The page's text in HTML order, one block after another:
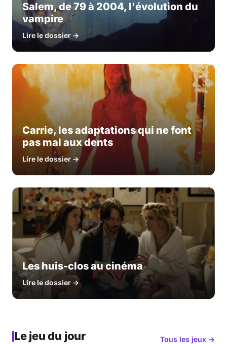
Salem, de 79 à 2004, l'évolution du
vampire
Lire le dossier →
Carrie, les adaptations qui ne font
pas mal aux dents
Lire le dossier →
Les huis-clos au cinéma
Lire le dossier →
Le jeu du jour Tous les jeux →